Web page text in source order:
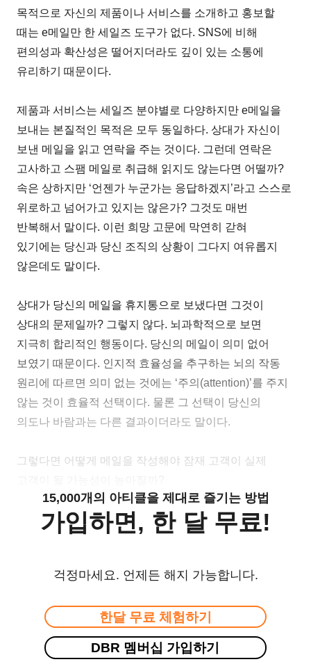
목적으로 자신의 제품이나 서비스를 소개하고 홍보할
때는 e메일만 한 세일즈 도구가 없다. SNS에 비해
편의성과 확산성은 떨어지더라도 깊이 있는 소통에
유리하기 때문이다.
제품과 서비스는 세일즈 분야별로 다양하지만 e메일을
보내는 본질적인 목적은 모두 동일하다. 상대가 자신이
보낸 메일을 읽고 연락을 주는 것이다. 그런데 연락은
고사하고 스팸 메일로 취급해 읽지도 않는다면 어떨까?
속은 상하지만 ‘언젠가 누군가는 응답하겠지’라고 스스로
위로하고 넘어가고 있지는 않은가? 그것도 매번
반복해서 말이다. 이런 희망 고문에 막연히 갇혀
있기에는 당신과 당신 조직의 상황이 그다지 여유롭지
않은데도 말이다.
상대가 당신의 메일을 휴지통으로 보냈다면 그것이
상대의 문제일까? 그렇지 않다. 뇌과학적으로 보면
지극히 합리적인 행동이다. 당신의 메일이 의미 없어
보였기 때문이다. 인지적 효율성을 추구하는 뇌의 작동
원리에 따르면 의미 없는 것에는 ‘주의(attention)’를 주지
않는 것이 효율적 선택이다. 물론 그 선택이 당신의
의도나 바람과는 다른 결과이더라도 말이다.
그렇다면 어떻게 메일을 작성해야 잠재 고객이 실제
15,000개의 아티클을 제대로 즐기는 방법
가입하면, 한 달 무료!
걱정마세요. 언제든 해지 가능합니다.
한달 무료 체험하기
DBR 멤버십 가입하기